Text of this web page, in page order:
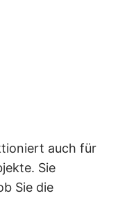
auch für
Sie
Sie die